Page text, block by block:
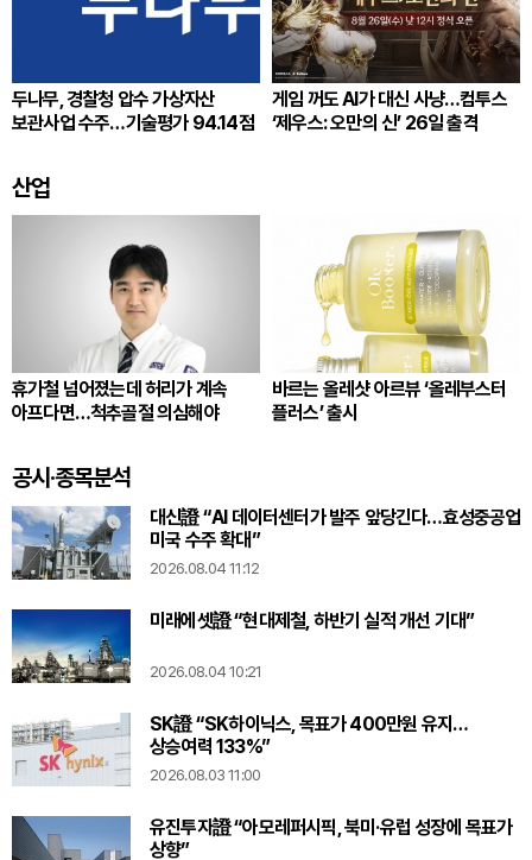
두나무, 경찰청 압수 가상자산
보관사업 수주…기술평가 94.14점
게임 꺼도 AI가 대신 사냥…컴투스
‘제우스: 오만의 신’ 26일 출격
산업
휴가철 넘어졌는데 허리가 계속
아프다면…척추골절 의심해야
바르는 올레샷 아르뷰 ‘올레부스터
플러스’ 출시
공시·종목분석
대신證 “AI 데이터센터가 발주 앞당긴다…효성중공업
미국 수주 확대”
2026.08.04 11:12
미래에셋證 “현대제철, 하반기 실적 개선 기대”
2026.08.04 10:21
SK證 “SK하이닉스, 목표가 400만원 유지…
상승여력 133%”
2026.08.03 11:00
유진투자證 “아모레퍼시픽, 북미·유럽 성장에 목표가
상향”